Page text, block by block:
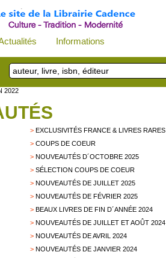
Informations
2022
>EXCLUSIVITÉS FRANCE & LIVRES RARES
>COUPS DE COEUR
>NOUVEAUTÉS D´OCTOBRE 2025
>SÉLECTION COUPS DE COEUR
>NOUVEAUTÉS DE JUILLET 2025
>NOUVEAUTÉS DE FÉVRIER 2025
>BEAUX LIVRES DE FIN D´ANNÉE 2024
>NOUVEAUTÉS DE JUILLET ET AOÛT 2024
>NOUVEAUTÉS DE AVRIL 2024
>NOUVEAUTÉS DE JANVIER 2024